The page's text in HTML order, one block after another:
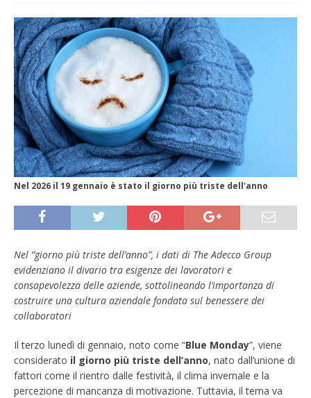
Nel 2026 il 19 gennaio è stato il giorno più triste dell'anno
Nel “giorno più triste dell’anno”, i dati di The Adecco Group
evidenziano il divario tra esigenze dei lavoratori e
consapevolezza delle aziende, sottolineando l’importanza di
costruire una cultura aziendale fondata sul benessere dei
collaboratori
Il terzo lunedì di gennaio, noto come “Blue Monday”, viene
considerato il giorno più triste dell’anno, nato dall’unione di
fattori come il rientro dalle festività, il clima invernale e la
percezione di mancanza di motivazione. Tuttavia, il tema va